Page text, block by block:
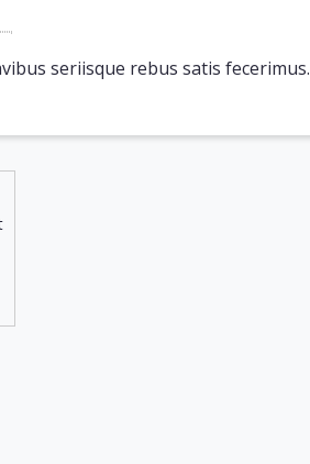
seriisque rebus satis fecerimus.